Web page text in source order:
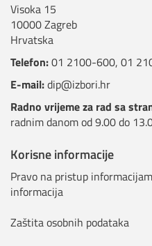
Visoka 15
10000 Zagreb
Hrvatska
Telefon:01 2100-600, 01
E-mail:dip@izbori.hr
Radno vrijeme za rad sa
radnim danom od 9.00 do
Korisne informacije
Pravo na pristup
informacija
Zaštita osobnih podataka